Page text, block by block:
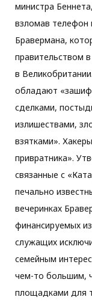
министра
взломав телефон
Бравермана,
правительством
в
обладают
сделками,
излишествами,
взятками».
привратника».
связанные с
печально
вечеринках
финансируемых
служащих
семейным
чем-то большим,
площадками для